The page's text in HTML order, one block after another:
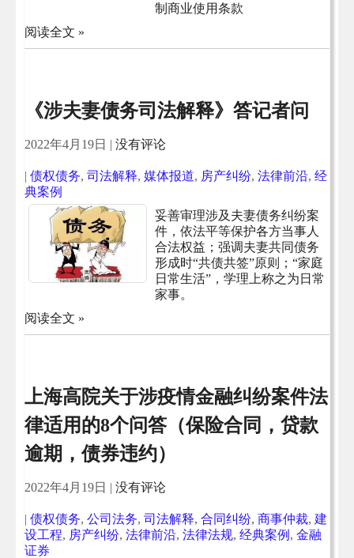
制商业使用条款
阅读全文 »
《涉夫妻债务司法解释》答记者问
2022年4月19日 | 没有评论
| 债权债务, 司法解释, 媒体报道, 房产纠纷, 法律前沿, 经
典案例
妥善审理涉及夫妻债务纠纷案
件，依法平等保护各方当事人
合法权益；强调夫妻共同债务
形成时“共债共签”原则；“家庭
日常生活”，学理上称之为日常
家事。
阅读全文 »
上海高院关于涉疫情金融纠纷案件法
律适用的8个问答（保险合同，贷款
逾期，债券违约）
2022年4月19日 | 没有评论
| 债权债务, 公司法务, 司法解释, 合同纠纷, 商事仲裁, 建
设工程, 房产纠纷, 法律前沿, 法律法规, 经典案例 , 金融
证券